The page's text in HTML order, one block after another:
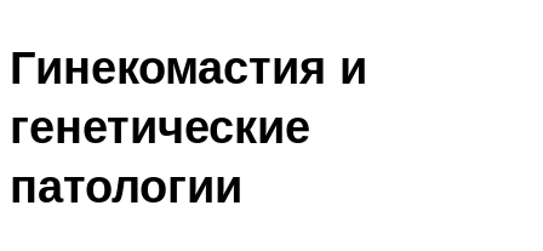
Гинекомастия и
генетические
патологии